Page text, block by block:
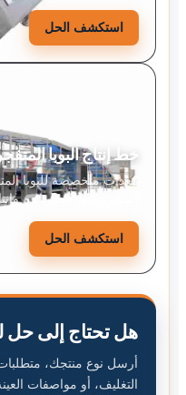
استكشف الحل
خط إنتاج البوبا
معدات متخصصة للبوبا
المشروبات، الحلويات،
استكشف الحل
هل تحتاج إلى حل
أرسل نوع منتجك،
التغليف، أو مواصفات